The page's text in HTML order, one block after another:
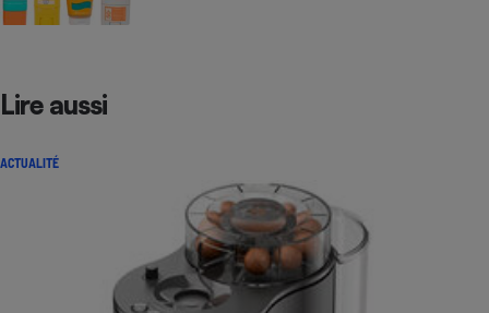
Lire aussi
ACTUALITÉ